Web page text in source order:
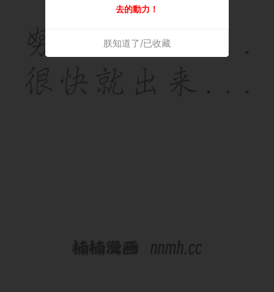
去的動力！
朕知道了/已收藏